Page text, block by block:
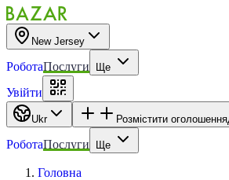
New Jersey
РоботаПослуги Ще
Увійти
Ukr Розмістити оголошення
РоботаПослуги Ще
Головна